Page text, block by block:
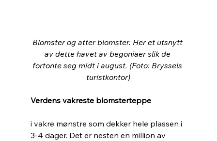
Blomster og atter blomster. Her et utsnytt
av dette havet av begoniaer slik de
fortonte seg midt i august. (Foto: Bryssels
turistkontor)
Verdens vakreste blomsterteppe
i vakre mønstre som dekker hele plassen i
3-4 dager. Det er nesten en million av